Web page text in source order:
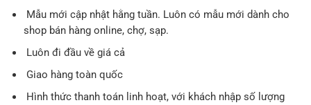
Mẫu mới cập nhật hằng tuần. Luôn có mẫu mới dành cho
shop bán hàng online, chợ, sạp.
Luôn đi đầu về giá cả
Giao hàng toàn quốc
Hình thức thanh toán linh hoạt, với khách nhập số lượng